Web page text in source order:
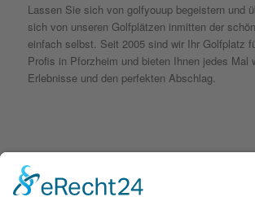
Lassen Sie sich von golfyouup begeistern und
sich von unseren Golfplätzen inmitten der
einfach selbst. Seit 2005 sind wir Ihr Golfplatz
Profis in Pforzheim und bieten Ihnen jedes Mal
Erlebnisse und den perfekten Abschlag.
KONTAKT
golfyouup GmbH